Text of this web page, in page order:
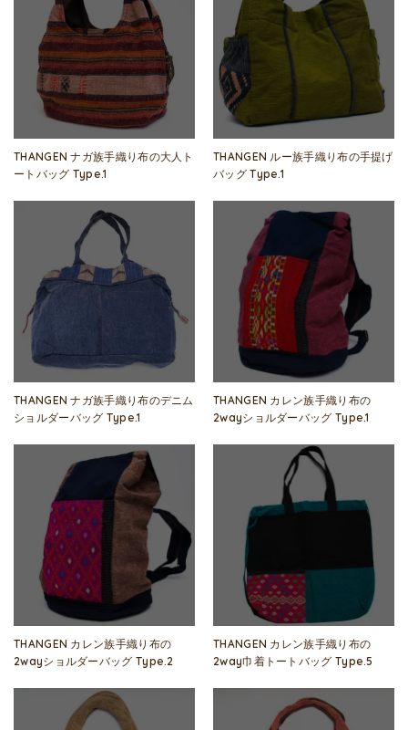
THANGEN ナガ族手織り布の大人ト
ートバッグ Type.1
THANGEN ルー族手織り布の手提げ
バッグ Type.1
THANGEN ナガ族手織り布のデニム
ショルダーバッグ Type.1
THANGEN カレン族手織り布の
2wayショルダーバッグ Type.1
THANGEN カレン族手織り布の
2wayショルダーバッグ Type.2
THANGEN カレン族手織り布の
2way巾着トートバッグ Type.5